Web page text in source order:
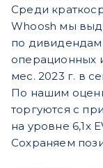
Среди
Whoosh мы
по дивидендам
операционных
мес. 2023 г. в
По нашим
торгуются с
на уровне 6,1х
Сохраняем